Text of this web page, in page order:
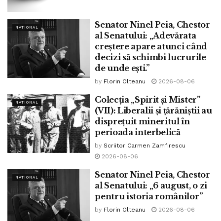
oamenii ca specie dominantă a lumii”, după cum se spune
în descrierea oficială a personajului de la Marvel.
„Soros îmi amintește de Magneto”, a postat Musk în cursul
serii de luni, la ora 22.00. Tweetul a declanșat o avalanșă
de răspunsuri care îl compară pe Soros cu diverse
simboluri ale răului, amintind de teoriile conspirației de
lungă durată care îl prezintă ca pe un evreu miliardar
atotputernic care se folosește de fundațiile sale filantropice
NATIONAL
Senator Ninel Peia, Chestor
al Senatului: „Adevărata
creștere apare atunci când
decizi să schimbi lucrurile
de unde ești.”
by Florin Olteanu 2026-08-06
NATIONAL
Colecția „Spirit și Mister”
(VII): Liberalii și țărăniștii au
disprețuit mineritul în
perioada interbelică
by Scriitor Carmen Zamfirescu
2026-08-06
NATIONAL
Senator Ninel Peia, Chestor
al Senatului: „6 august, o zi
pentru istoria românilor”
by Florin Olteanu 2026-08-06